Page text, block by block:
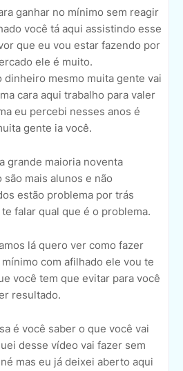
ganhar no mínimo sem reagir
você tá aqui assistindo esse
que eu vou estar fazendo por
ele é muito.
dinheiro mesmo muita gente vai
cara aqui trabalho para valer
eu percebi nesses anos é
gente ia você.
grande maioria noventa
mais alunos e não
estão problema por trás
falar qual que é o problema.
lá quero ver como fazer
com afilhado ele vou te
você tem que evitar para você
resultado.
é você saber o que você vai
desse vídeo vai fazer sem
mas eu já deixei aberto aqui